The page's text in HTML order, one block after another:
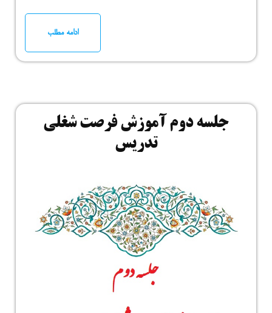
ادامه مطلب
جلسه دوم آموزش فرصت شغلی
تدریس